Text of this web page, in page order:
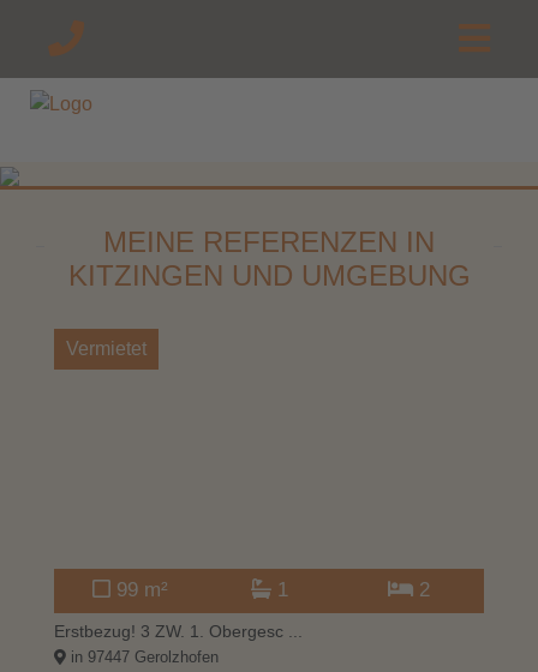
MEINE REFERENZEN IN
KITZINGEN UND UMGEBUNG
Vermietet
99 m² 1 2
Erstbezug! 3 ZW. 1. Obergesc ...
in 97447 Gerolzhofen